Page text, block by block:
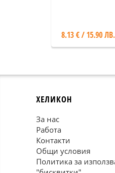
8.13 € / 15.90 ЛВ.
ХЕЛИКОН
За нас
Работа
Контакти
Общи условия
Политика за